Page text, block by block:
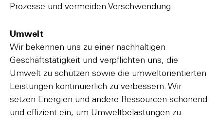
Prozesse und vermeiden Verschwendung.
Umwelt
Wir bekennen uns zu einer nachhaltigen
Geschäftstätigkeit und verpflichten uns, die
Umwelt zu schützen sowie die umweltorientierten
Leistungen kontinuierlich zu verbessern. Wir
setzen Energien und andere Ressourcen schonend
und effizient ein, um Umweltbelastungen zu